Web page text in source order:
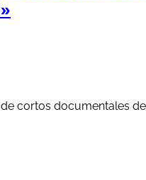
cortos documentales